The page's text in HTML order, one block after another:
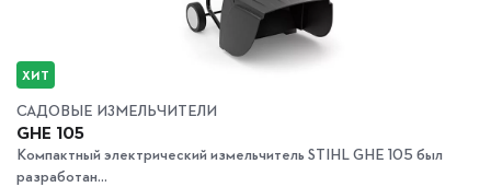
ХИТ
САДОВЫЕ ИЗМЕЛЬЧИТЕЛИ
GHE 105
Компактный электрический измельчитель STIHL GHE 105 был
разработан...